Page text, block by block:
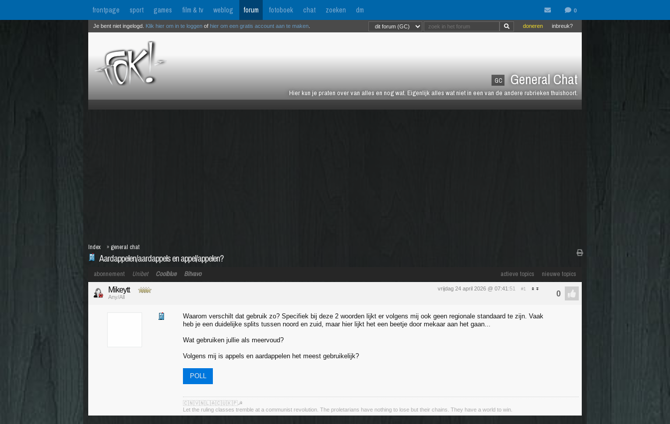
frontpage sport games film & tv weblog forum fotoboek chat zoeken dm
GC General Chat
Hier kun je praten over van alles en nog wat. Eigenlijk alles wat niet in een van de andere rubrieken thuishoort.
inbreuk?
doneren
Je bent niet ingelogd. Klik hier om in te loggen of hier om een gratis account aan te maken
Aardappelen/aardappels en appel/appelen?
Index » general chat
actieve topics nieuwe topics
abonnement Unibet Coolblue Bitvavo
vrijdag 24 april 2026 @ 07:41 :51 #1
Mikeytt
Any/All
Waarom verschilt dat gebruik zo? Specifiek bij deze 2 woorden lijkt er volgens mij ook geen regionale standaard te zijn. Vaak
heb je een duidelijke splits tussen noord en zuid, maar hier lijkt het een beetje door mekaar aan het gaan...
Wat gebruiken jullie als meervoud?
Volgens mij is appels en aardappelen het meest gebruikelijk?
POLL
🇨🇳🇻🇳🇱🇦🇨🇺🇰🇵☭
Let the ruling classes tremble at a communist revolution. The proletarians have nothing to lose but their chains. They have a world to win.